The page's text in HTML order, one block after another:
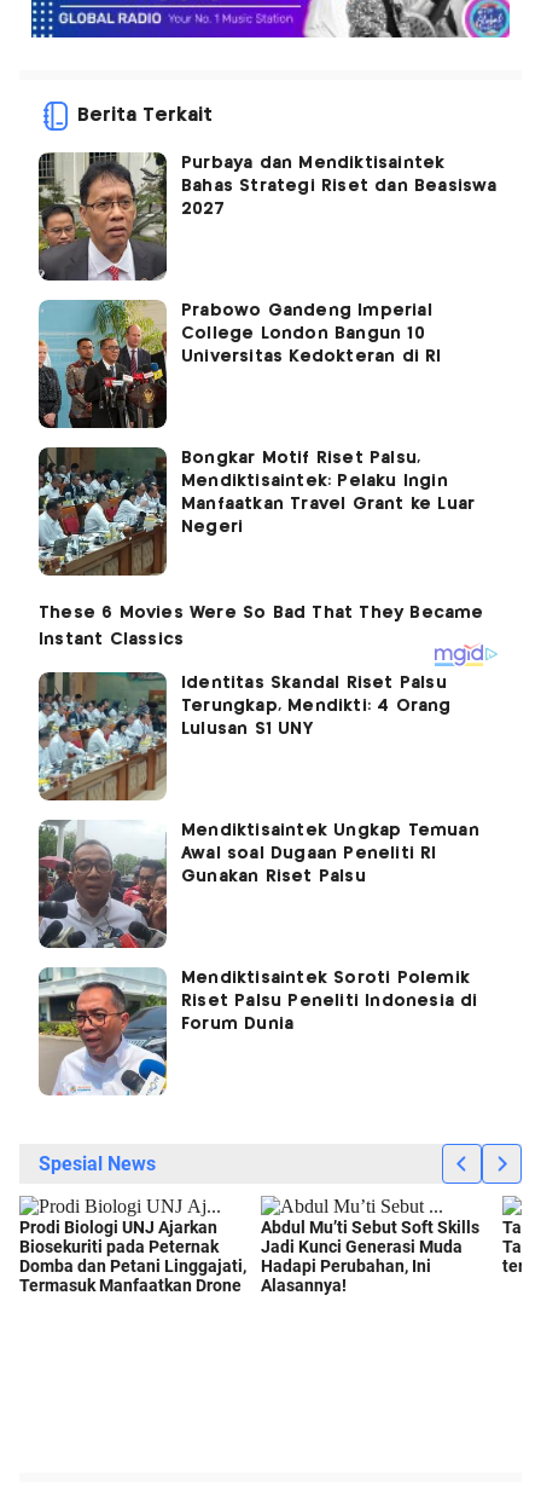
Berita Terkait
Purbaya dan Mendiktisaintek
Bahas Strategi Riset dan Beasiswa
2027
Prabowo Gandeng Imperial
College London Bangun 10
Universitas Kedokteran di RI
Bongkar Motif Riset Palsu,
Mendiktisaintek: Pelaku Ingin
Manfaatkan Travel Grant ke Luar
Negeri
Identitas Skandal Riset Palsu
Terungkap, Mendikti: 4 Orang
Lulusan S1 UNY
Mendiktisaintek Ungkap Temuan
Awal soal Dugaan Peneliti RI
Gunakan Riset Palsu
Mendiktisaintek Soroti Polemik
Riset Palsu Peneliti Indonesia di
Forum Dunia